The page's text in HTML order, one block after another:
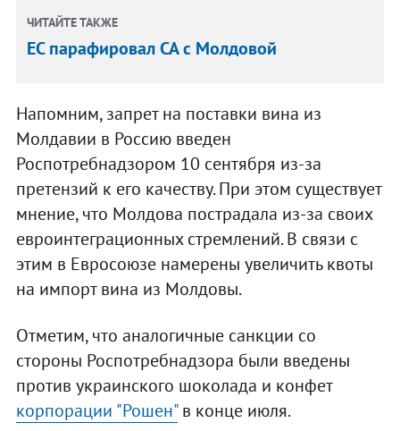
ЧИТАЙТЕ ТАКЖЕ
ЕС парафировал СА с Молдовой
Напомним, запрет на поставки вина из
Молдавии в Россию введен
Роспотребнадзором 10 сентября из-за
претензий к его качеству. При этом существует
мнение, что Молдова пострадала из-за своих
евроинтеграционных стремлений. В связи с
этим в Евросоюзе намерены увеличить квоты
на импорт вина из Молдовы.
Отметим, что аналогичные санкции со
стороны Роспотребнадзора были введены
против украинского шоколада и конфет
корпорации "Рошен"в конце июля.